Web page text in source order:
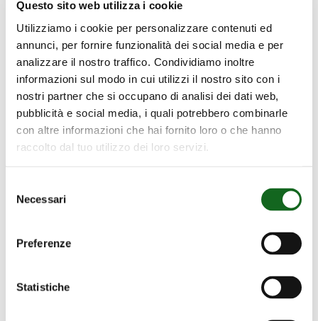
Questo sito web utilizza i cookie
Utilizziamo i cookie per personalizzare contenuti ed
annunci, per fornire funzionalità dei social media e per
analizzare il nostro traffico. Condividiamo inoltre
informazioni sul modo in cui utilizzi il nostro sito con i
nostri partner che si occupano di analisi dei dati web,
pubblicità e social media, i quali potrebbero combinarle
con altre informazioni che hai fornito loro o che hanno
raccolto dal tuo utilizzo dei loro servizi.
delNecessari
Preferenze
Statistiche
Tratamiento de aguas residuales:
tecnología para un futuro sostenible
El punto de partida es el objetivo 6 de la
de la ONU, «Agua limpia y saneamiento»,
que establece: Garantizar la disponibilidad
saneamiento para todos.
Descargar